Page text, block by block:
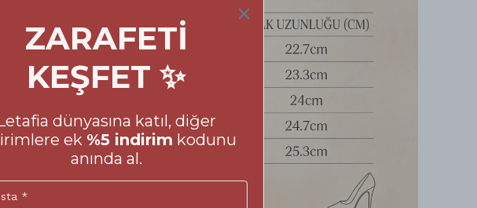
aza
göz
olur.
bir
ZARAFETİ
KEŞFET ✨
dünyasına katıl, diğer
ek %5 indirim kodunu
anında al.